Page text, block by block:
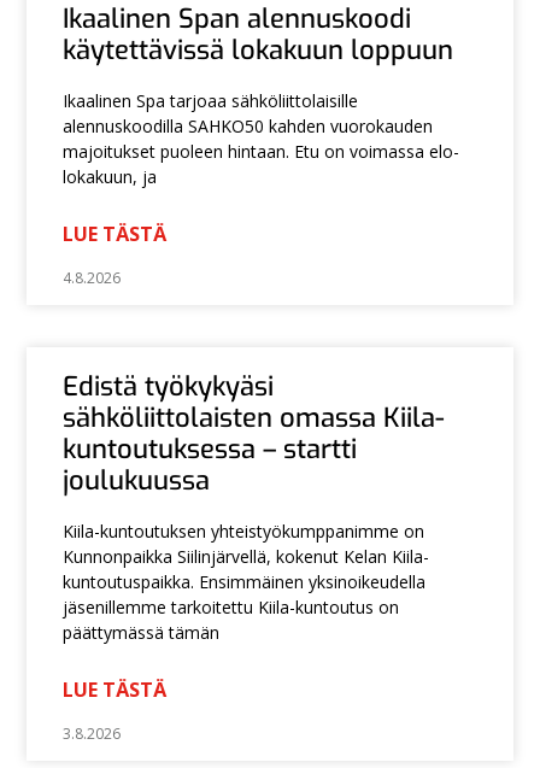
Ikaalinen Span alennuskoodi
käytettävissä lokakuun loppuun
Ikaalinen Spa tarjoaa sähköliittolaisille
alennuskoodilla SAHKO50 kahden vuorokauden
majoitukset puoleen hintaan. Etu on voimassa elo-
lokakuun, ja
LUE TÄSTÄ
4.8.2026
Edistä työkykyäsi
sähköliittolaisten omassa Kiila-
kuntoutuksessa – startti
joulukuussa
Kiila-kuntoutuksen yhteistyökumppanimme on
Kunnonpaikka Siilinjärvellä, kokenut Kelan Kiila-
kuntoutuspaikka. Ensimmäinen yksinoikeudella
jäsenillemme tarkoitettu Kiila-kuntoutus on
päättymässä tämän
LUE TÄSTÄ
3.8.2026